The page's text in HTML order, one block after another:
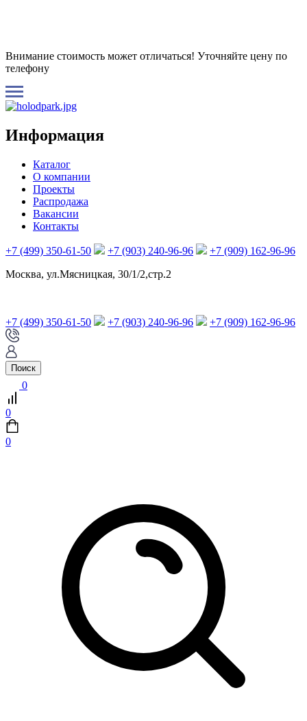
Внимание стоимость может отличаться! Уточняйте цену по
телефону
Информация
Каталог
О компании
Проекты
Распродажа
Вакансии
Контакты
+7 (499) 350-61-50 +7 (903) 240-96-96
+7 (909) 162-96-96
Москва, ул.Мясницкая, 30/1/2,стр.2
+7 (499) 350-61-50 +7 (903) 240-96-96 +7 (909) 162-96-96
Поиск
0
0
0